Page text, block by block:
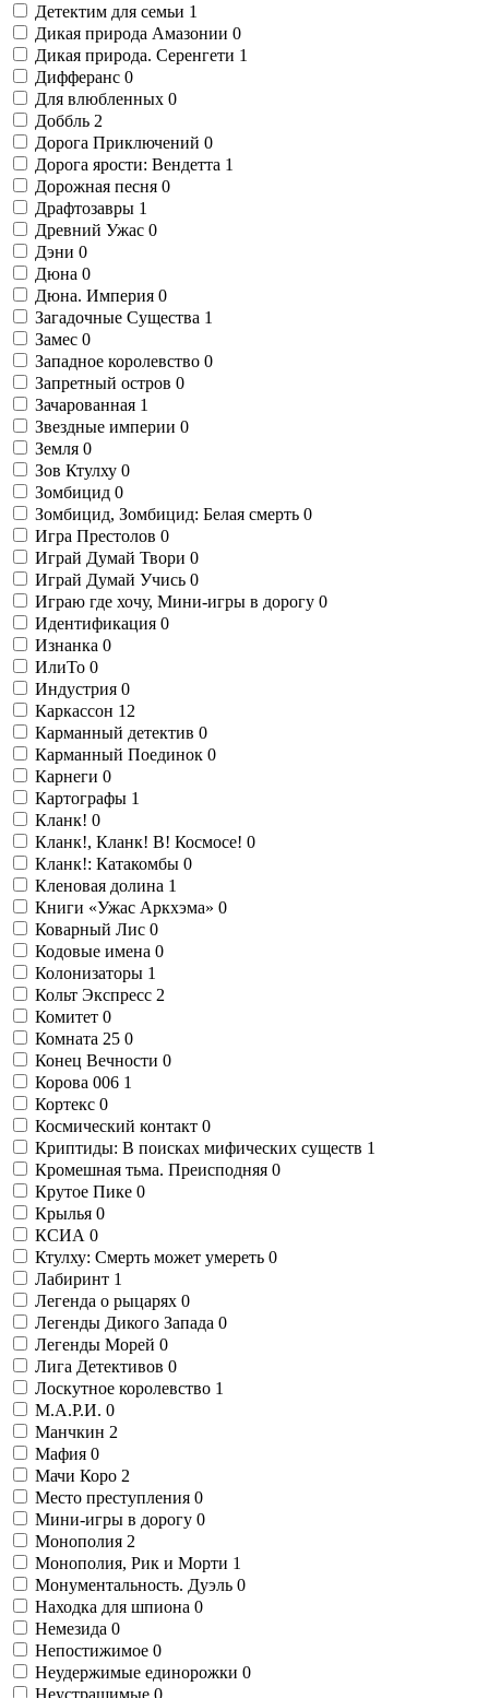
Детектим для семьи 1
Дикая природа Амазонии 0
Дикая природа. Серенгети 1
Дифферанс 0
Для влюбленных 0
Доббль 2
Дорога Приключений 0
Дорога ярости: Вендетта 1
Дорожная песня 0
Драфтозавры 1
Древний Ужас 0
Дэни 0
Дюна 0
Дюна. Империя 0
Загадочные Существа 1
Замес 0
Западное королевство 0
Запретный остров 0
Зачарованная 1
Звездные империи 0
Земля 0
Зов Ктулху 0
Зомбицид 0
Зомбицид, Зомбицид: Белая смерть 0
Игра Престолов 0
Играй Думай Твори 0
Играй Думай Учись 0
Играю где хочу, Мини-игры в дорогу 0
Идентификация 0
Изнанка 0
ИлиТо 0
Индустрия 0
Каркассон 12
Карманный детектив 0
Карманный Поединок 0
Карнеги 0
Картографы 1
Кланк! 0
Кланк!, Кланк! В! Космосе! 0
Кланк!: Катакомбы 0
Кленовая долина 1
Книги «Ужас Аркхэма» 0
Коварный Лис 0
Кодовые имена 0
Колонизаторы 1
Кольт Экспресс 2
Комитет 0
Комната 25 0
Конец Вечности 0
Корова 006 1
Кортекс 0
Космический контакт 0
Криптиды: В поисках мифических существ 1
Кромешная тьма. Преисподняя 0
Крутое Пике 0
Крылья 0
КСИА 0
Ктулху: Смерть может умереть 0
Лабиринт 1
Легенда о рыцарях 0
Легенды Дикого Запада 0
Легенды Морей 0
Лига Детективов 0
Лоскутное королевство 1
М.А.Р.И. 0
Манчкин 2
Мафия 0
Мачи Коро 2
Место преступления 0
Мини-игры в дорогу 0
Монополия 2
Монополия, Рик и Морти 1
Монументальность. Дуэль 0
Находка для шпиона 0
Немезида 0
Непостижимое 0
Неудержимые единорожки 0
Неустрашимые 0